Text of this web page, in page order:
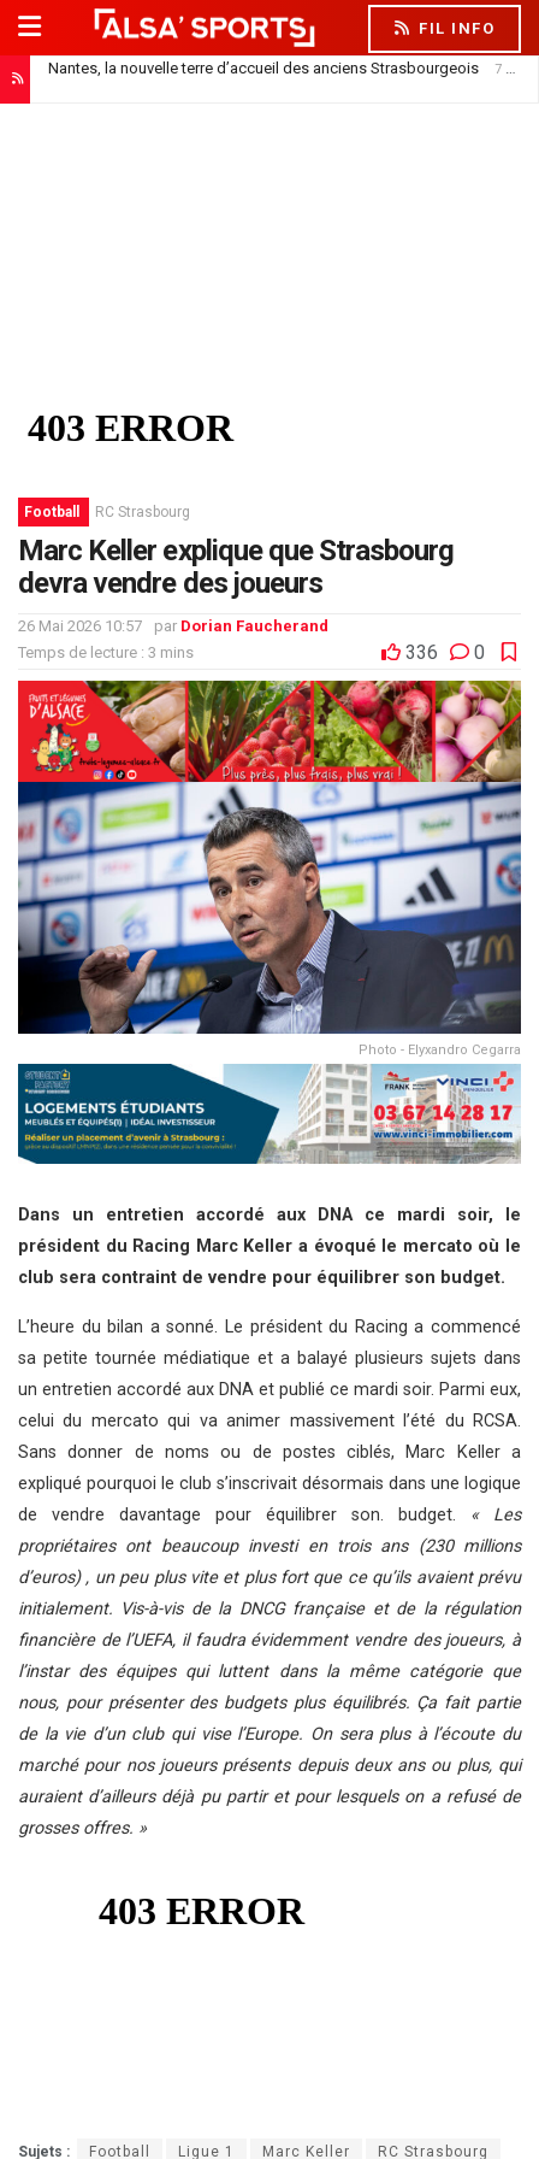
FIL INFO
Nantes, la nouvelle terre d’accueil des anciens Strasbourgeois 7 août 2026
Football RC Strasbourg
Marc Keller explique que Strasbourg
devra vendre des joueurs
26 Mai 2026 10:57 par Dorian Faucherand
Temps de lecture : 3 mins
336 0
Photo - Elyxandro Cegarra
Dans un entretien accordé aux DNA ce mardi soir, le
président du Racing Marc Keller a évoqué le mercato où le
club sera contraint de vendre pour équilibrer son budget.
L’heure du bilan a sonné. Le président du Racing a commencé
sa petite tournée médiatique et a balayé plusieurs sujets dans
un entretien accordé aux DNA et publié ce mardi soir. Parmi eux,
celui du mercato qui va animer massivement l’été du RCSA.
Sans donner de noms ou de postes ciblés, Marc Keller a
expliqué pourquoi le club s’inscrivait désormais dans une logique
de vendre davantage pour équilibrer son. budget. « Les
propriétaires ont beaucoup investi en trois ans (230 millions
d’euros) , un peu plus vite et plus fort que ce qu’ils avaient prévu
initialement. Vis-à-vis de la DNCG française et de la régulation
financière de l’UEFA, il faudra évidemment vendre des joueurs, à
l’instar des équipes qui luttent dans la même catégorie que
nous, pour présenter des budgets plus équilibrés. Ça fait partie
de la vie d’un club qui vise l’Europe. On sera plus à l’écoute du
marché pour nos joueurs présents depuis deux ans ou plus, qui
auraient d’ailleurs déjà pu partir et pour lesquels on a refusé de
grosses offres. »
Sujets : Football Ligue 1 Marc Keller RC Strasbourg